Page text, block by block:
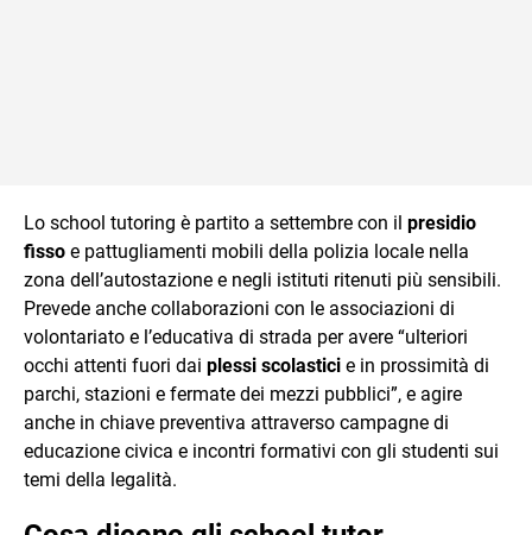
Lo school tutoring è partito a settembre con il presidio
fisso e pattugliamenti mobili della polizia locale nella
zona dell’autostazione e negli istituti ritenuti più sensibili.
Prevede anche collaborazioni con le associazioni di
volontariato e l’educativa di strada per avere “ulteriori
occhi attenti fuori dai plessi scolastici e in prossimità di
parchi, stazioni e fermate dei mezzi pubblici”, e agire
anche in chiave preventiva attraverso campagne di
educazione civica e incontri formativi con gli studenti sui
temi della legalità.